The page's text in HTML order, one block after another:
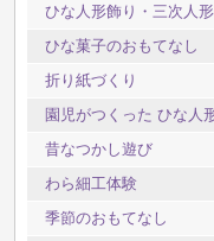
ひな人形飾り・三次人
ひな菓子のおもてなし
折り紙づくり
園児がつくった ひな人
昔なつかし遊び
わら細工体験
季節のおもてなし